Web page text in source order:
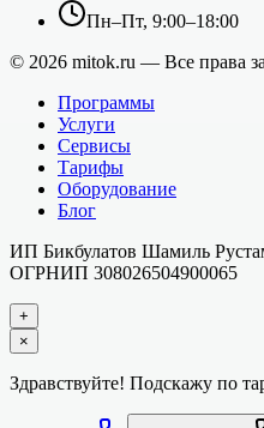
Пн–Пт, 9:00–18:00
© 2026 mitok.ru — Все права
Программы
Услуги
Сервисы
Тарифы
Оборудование
Блог
ИП Бикбулатов Шамиль
ОГРНИП 308026504900065
+
×
Здравствуйте! Подскажу по